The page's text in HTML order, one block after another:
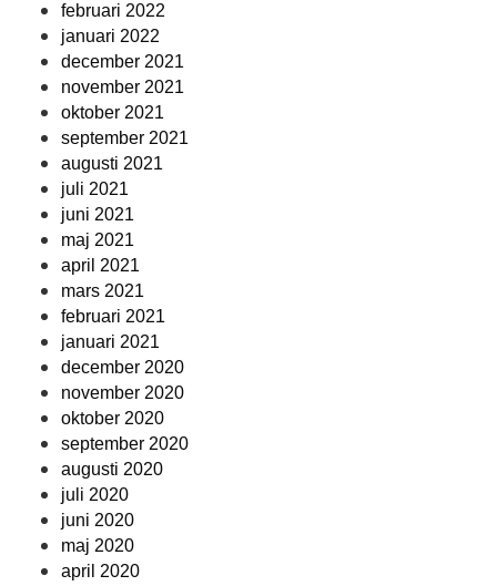
februari 2022
januari 2022
december 2021
november 2021
oktober 2021
september 2021
augusti 2021
juli 2021
juni 2021
maj 2021
april 2021
mars 2021
februari 2021
januari 2021
december 2020
november 2020
oktober 2020
september 2020
augusti 2020
juli 2020
juni 2020
maj 2020
april 2020